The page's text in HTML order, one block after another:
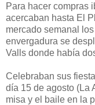
Para hacer compras
acercaban hasta El
mercado semanal
envergadura se
Valls donde había
Celebraban sus
día 15 de agosto (La
misa y el baile en la